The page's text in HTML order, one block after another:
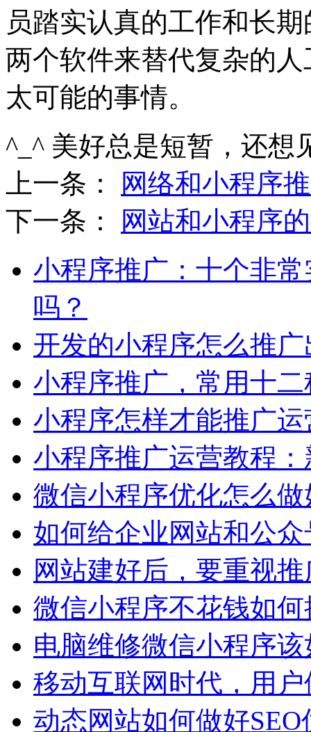
员踏实认真的工作和长
两个软件来替代复杂的
太可能的事情。
^_^ 美好总是短暂，还想
上一条：
网络和小程序
下一条：
网站和小程序
小程序推广：十个非
吗？
开发的小程序怎么推
小程序推广，常用十
小程序怎样才能推广
小程序推广运营教程
微信小程序优化怎么做
如何给企业网站和公众
网站建好后，要重视
微信小程序不花钱如
电脑维修微信小程序
移动互联网时代，用
动态网站如何做好